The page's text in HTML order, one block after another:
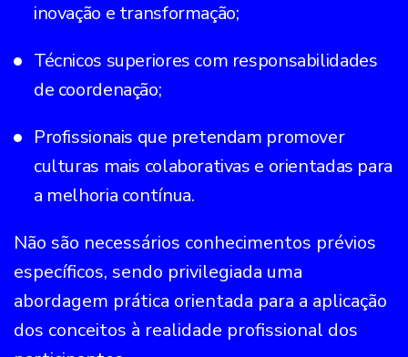
inovação e transformação;
Técnicos superiores com responsabilidades
de coordenação;
Profissionais que pretendam promover
culturas mais colaborativas e orientadas para
a melhoria contínua.
Não são necessários conhecimentos prévios
específicos, sendo privilegiada uma
abordagem prática orientada para a aplicação
dos conceitos à realidade profissional dos